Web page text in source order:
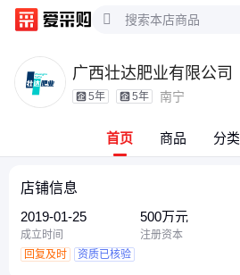
广西壮达肥业有限公司
5年 5年 南宁
首页 商品 分类
店铺信息
2019-01-25
成立时间
500万元
注册资本
回复及时
资质已核验